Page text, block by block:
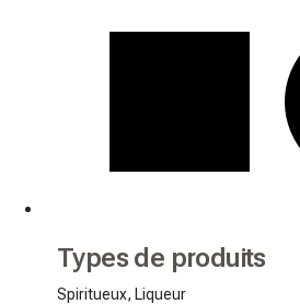
Types de produits
Spiritueux, Liqueur